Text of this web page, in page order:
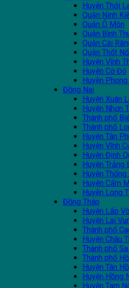
Huyện Thới
Quận Ninh
Quận Ô Môn
Quận Bình
Quận Cái
Quận Thốt
Huyện Vĩnh
Huyện Cờ Đỏ
Huyện
Đồng Nai
Huyện Xuân
Huyện Nhơn
Thành phố
Thành phố
Huyện Tân
Huyện Vĩnh
Huyện Định
Huyện Trảng
Huyện Thống
Huyện Cẩm
Huyện Long
Đồng Tháp
Huyện Lấp Vò
Huyện Lai
Thành phố
Huyện Châu
Thành phố
Thành phố
Huyện Tân
Huyện Hồng
Huyện Tam